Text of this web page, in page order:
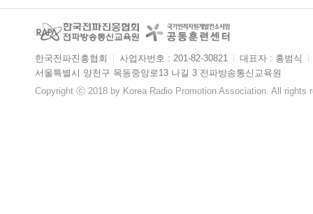
한국전파진흥협회 사업자번호 : 201-82-30821 대표자 : 홍범식
서울특별시 양천구 목동중앙로13 나길 3 전파방송통신교육원
Copyright ⓒ 2018 by Korea Radio Promotion Association. All rights